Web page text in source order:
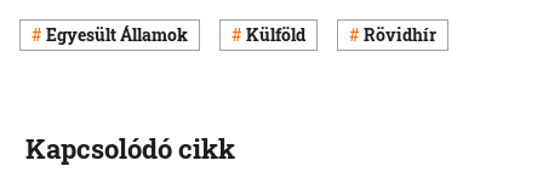
Egyesült Államok Külföld Rövidhír
Kapcsolódó cikk